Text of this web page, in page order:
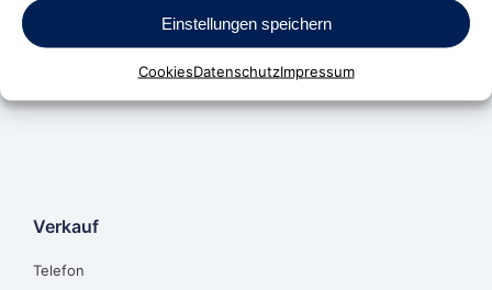
Einstellungen speichern
CookiesDatenschutzImpressum
Verkauf
Telefon